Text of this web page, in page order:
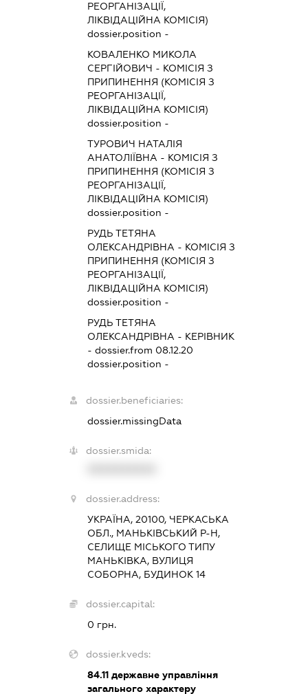
РЕОРГАНІЗАЦІЇ,
ЛІКВІДАЦІЙНА КОМІСІЯ)
dossier.position -
КОВАЛЕНКО МИКОЛА
СЕРГІЙОВИЧ - КОМІСІЯ З
ПРИПИНЕННЯ (КОМІСІЯ З
РЕОРГАНІЗАЦІЇ,
ЛІКВІДАЦІЙНА КОМІСІЯ)
dossier.position -
ТУРОВИЧ НАТАЛІЯ
АНАТОЛІЇВНА - КОМІСІЯ З
ПРИПИНЕННЯ (КОМІСІЯ З
РЕОРГАНІЗАЦІЇ,
ЛІКВІДАЦІЙНА КОМІСІЯ)
dossier.position -
РУДЬ ТЕТЯНА
ОЛЕКСАНДРІВНА - КОМІСІЯ З
ПРИПИНЕННЯ (КОМІСІЯ З
РЕОРГАНІЗАЦІЇ,
ЛІКВІДАЦІЙНА КОМІСІЯ)
dossier.position -
РУДЬ ТЕТЯНА
ОЛЕКСАНДРІВНА - КЕРІВНИК
- dossier.from 08.12.20
dossier.position -
dossier.beneficiaries:
dossier.missingData
dossier.smida:
dossier.address:
УКРАЇНА, 20100, ЧЕРКАСЬКА
ОБЛ., МАНЬКІВСЬКИЙ Р-Н,
СЕЛИЩЕ МІСЬКОГО ТИПУ
МАНЬКІВКА, ВУЛИЦЯ
СОБОРНА, БУДИНОК 14
dossier.capital:
0 грн.
dossier.kveds:
84.11 державне управління
загального характеру